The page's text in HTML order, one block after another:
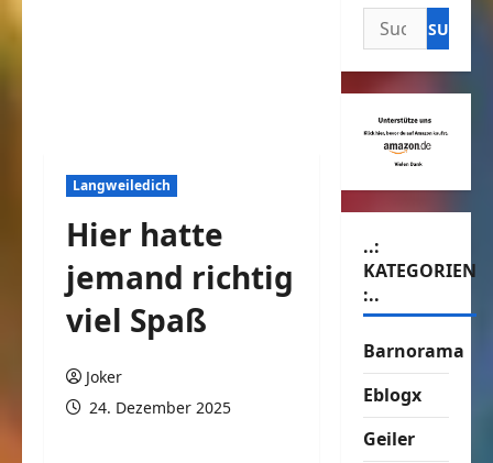
Langweiledich
Hier hatte
jemand richtig
viel Spaß
Joker
24. Dezember 2025
Suchen
nach:
..:
KATEGORIEN
:..
Barnorama
Eblogx
Geiler